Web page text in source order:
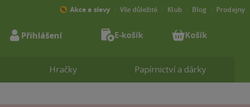
Hračky Papírnictví a dárky
Akce a slevy Vše důležité Klub Blog Prodejny
Přihlášení E-košík Košík